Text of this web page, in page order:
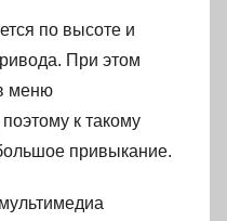
по высоте и
При этом
меню
к такому
привыкание.